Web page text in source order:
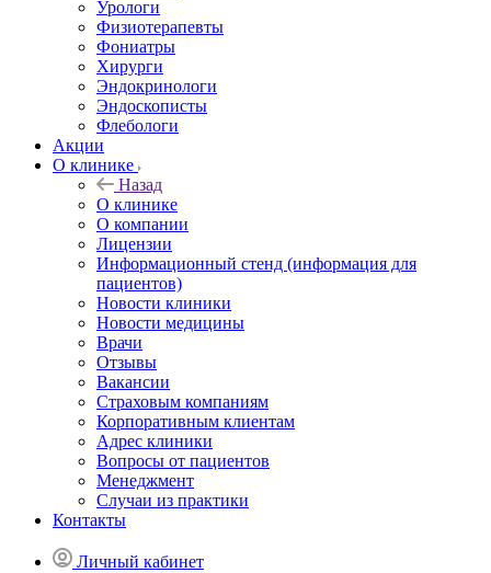
Урологи
Физиотерапевты
Фониатры
Хирурги
Эндокринологи
Эндоскописты
Флебологи
Акции
О клинике
Назад
О клинике
О компании
Лицензии
Информационный стенд (информация для
пациентов)
Новости клиники
Новости медицины
Врачи
Отзывы
Вакансии
Страховым компаниям
Корпоративным клиентам
Адрес клиники
Вопросы от пациентов
Менеджмент
Случаи из практики
Контакты
Личный кабинет